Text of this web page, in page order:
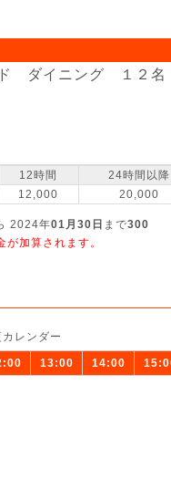
ダイニング １２名
12時間
24時間以降
12,000 20,000
2024年01月30日 まで300
加算されます。
カレンダー
13:00 14:00